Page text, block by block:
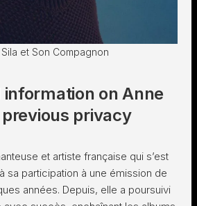
et Son Compagnon
on Anne
privacy
et artiste française qui s’est
sa participation à une émission de
années. Depuis, elle a poursuivi